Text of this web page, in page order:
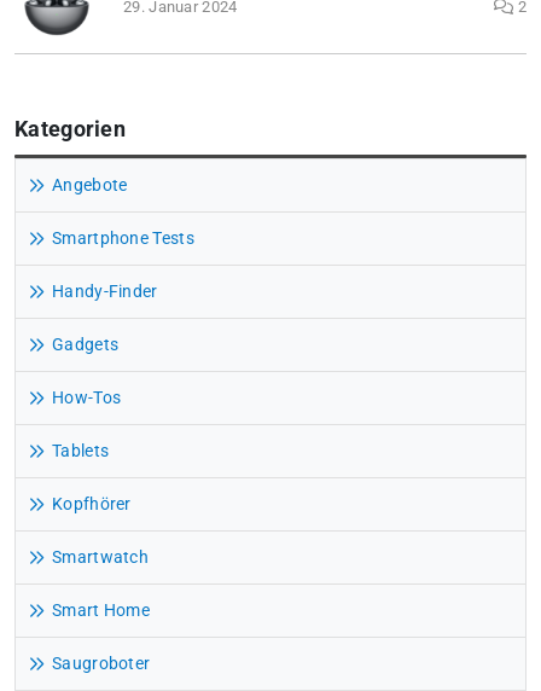
29. Januar 2024 2
Kategorien
Angebote
Smartphone Tests
Handy-Finder
Gadgets
How-Tos
Tablets
Kopfhörer
Smartwatch
Smart Home
Saugroboter